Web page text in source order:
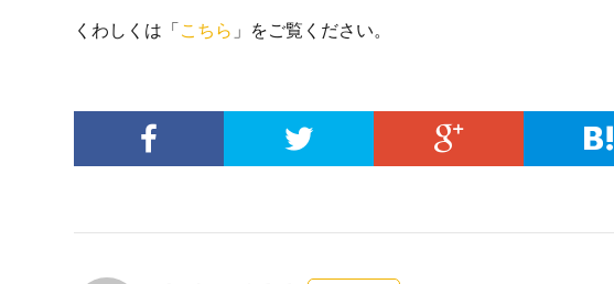
くわしくは「こちら 」をご覧ください。